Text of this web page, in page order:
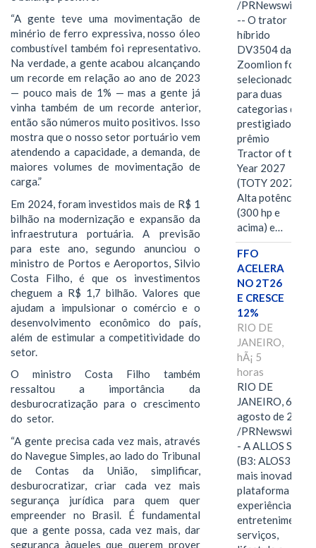
“A gente teve uma movimentação de
minério de ferro expressiva, nosso óleo
combustível também foi representativo.
Na verdade, a gente acabou alcançando
um recorde em relação ao ano de 2023
— pouco mais de 1% — mas a gente já
vinha também de um recorde anterior,
então são números muito positivos. Isso
mostra que o nosso setor portuário vem
atendendo a capacidade, a demanda, de
maiores volumes de movimentação de
carga.”
Em 2024, foram investidos mais de R$ 1
bilhão na modernização e expansão da
infraestrutura portuária. A previsão
para este ano, segundo anunciou o
ministro de Portos e Aeroportos, Silvio
Costa Filho, é que os investimentos
cheguem a R$ 1,7 bilhão. Valores que
ajudam a impulsionar o comércio e o
desenvolvimento econômico do país,
além de estimular a competitividade do
setor.
O ministro Costa Filho também
ressaltou a importância da
desburocratização para o crescimento
do setor.
“A gente precisa cada vez mais, através
do Navegue Simples, ao lado do Tribunal
de Contas da União, simplificar,
desburocratizar, criar cada vez mais
segurança jurídica para quem quer
empreender no Brasil. É fundamental
que a gente possa, cada vez mais, dar
segurança àqueles que querem prover
/PRNewswire/
-- O trator
híbrido
DV3504 da
Zoomlion foi
selecionado
para duas
categorias do
prestigiado
prêmio
Tractor of the
Year 2027
(TOTY 2027:
Alta potência
(300 hp e
acima) e…
FFO
ACELERA
NO 2T26
E CRESCE
12%
RIO DE
JANEIRO,
hÃ¡ 5
horas
RIO DE
JANEIRO, 6 de
agosto de 2026
/PRNewswire/ -
- A ALLOS S.A.
(B3: ALOS3), a
mais inovadora
plataforma de
experiências,
entretenimento,
serviços,